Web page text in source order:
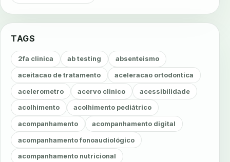
TAGS
2fa clinica ab testing absenteismo
aceitacao de tratamento aceleracao ortodontica
acelerometro acervo clinico acessibilidade
acolhimento acolhimento pediátrico
acompanhamento acompanhamento digital
acompanhamento fonoaudiológico
acompanhamento nutricional